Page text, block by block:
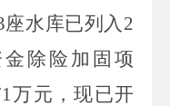
座水库已列入 2
除险加固项
万元，现已开